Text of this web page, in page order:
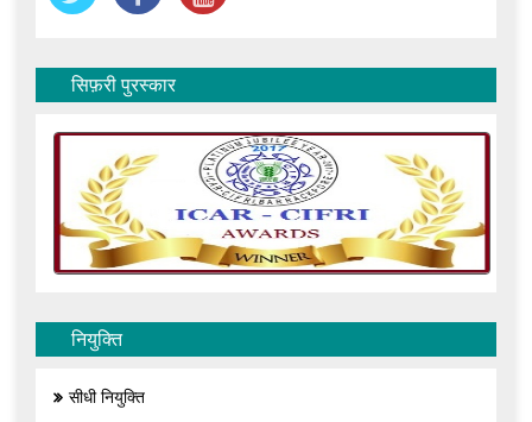
सिफ़री पुरस्कार
नियुक्ति
सीधी नियुक्ति